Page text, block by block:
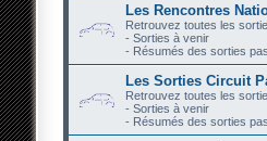
Les Rencontres
Retrouvez toutes les
- Sorties à venir
- Résumés des sorties
Les Sorties Circuit
Retrouvez toutes les
- Sorties à venir
- Résumés des sorties